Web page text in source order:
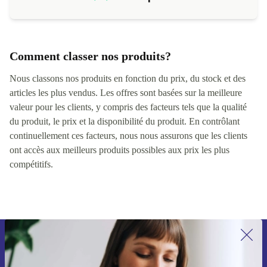
Comment classer nos produits?
Nous classons nos produits en fonction du prix, du stock et des
articles les plus vendus. Les offres sont basées sur la meilleure
valeur pour les clients, y compris des facteurs tels que la qualité
du produit, le prix et la disponibilité du produit. En contrôlant
continuellement ces facteurs, nous nous assurons que les clients
ont accès aux meilleurs produits possibles aux prix les plus
compétitifs.
Recevoir offres et infos de refurbed
par mail